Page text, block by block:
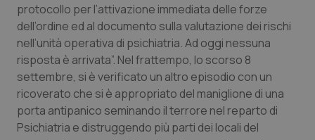
Piemonte
Provincia Autonoma di Bolzano
Provincia Autonoma di Trento
Puglia
HIV
Infezioni & Febbre
Ipertensione & Scompenso
Malattie rare
protocollo per l’attivazione immediata delle forze
dell’ordine ed al documento sulla valutazione dei rischi
nell’unità operativa di psichiatria. Ad oggi nessuna
risposta è arrivata”. Nel frattempo, lo scorso 8
settembre, si è verificato un altro episodio con un
ricoverato che si è appropriato del maniglione di una
porta antipanico seminando il terrore nel reparto di
Psichiatria e distruggendo più parti dei locali del